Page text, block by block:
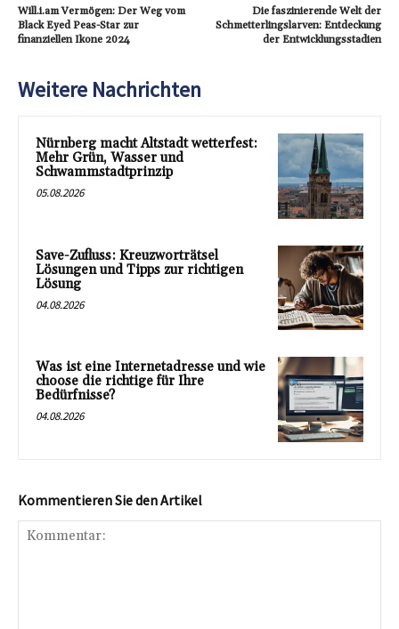
Will.i.am Vermögen: Der Weg vom
Black Eyed Peas-Star zur
finanziellen Ikone 2024
Die faszinierende Welt der
Schmetterlingslarven: Entdeckung
der Entwicklungsstadien
Weitere Nachrichten
Nürnberg macht Altstadt wetterfest:
Mehr Grün, Wasser und
Schwammstadtprinzip
05.08.2026
Save-Zufluss: Kreuzworträtsel
Lösungen und Tipps zur richtigen
Lösung
04.08.2026
Was ist eine Internetadresse und wie
choose die richtige für Ihre
Bedürfnisse?
04.08.2026
Kommentieren Sie den Artikel